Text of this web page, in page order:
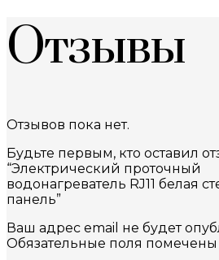
Отзывы
Отзывов пока нет.
Будьте первым, кто оставил
“Электрический проточный
водонагреватель RJ11 белая
панель”
Ваш адрес email не будет
Обязательные поля помечены